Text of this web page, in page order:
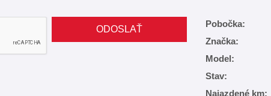
Pobočka:
Značka:
Model:
Stav:
Najazdené km: